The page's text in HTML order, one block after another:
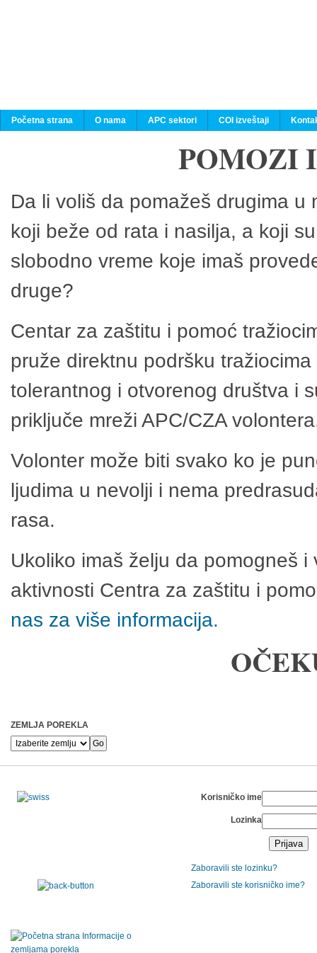
Početna strana O nama APC sektori COI izveštaji
POMOZI
Da li voliš da pomažeš drugima
koji beže od rata i nasilja, a koji
slobodno vreme koje imaš
druge?
Centar za zaštitu i pomoć
pruže direktnu podršku
tolerantnog i otvorenog društva i
priključe mreži APC/CZA
Volonter može biti svako ko je
ljudima u nevolji i nema
rasa.
Ukoliko imaš želju da pomogneš
aktivnosti Centra za zaštitu i
nas za više informacija.
ZEMLJA POREKLA
Korisničko ime
Lozinka
Prijava
Zaboravili ste lozinku?
Zaboravili ste korisničko ime?